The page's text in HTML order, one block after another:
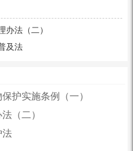
办法（二）
及法
护实施条例（一）
（二）
法